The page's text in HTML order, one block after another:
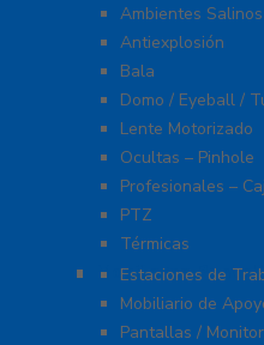
Ambientes Salinos
Antiexplosión
Bala
Domo / Eyeball /
Lente Motorizado
Ocultas – Pinhole
Profesionales –
PTZ
Térmicas
Monitores
Estaciones de
Mobiliario de
Pantallas /